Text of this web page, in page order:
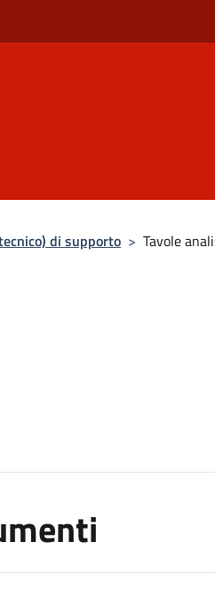
di supporto > Tavole